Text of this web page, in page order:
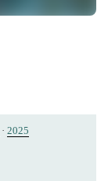
· 2025